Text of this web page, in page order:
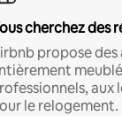
cherchez des
propose
le relogement.